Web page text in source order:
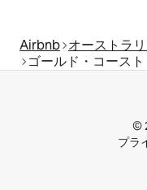
Airbnb オーストラ
ゴールド・コースト
©
プラ